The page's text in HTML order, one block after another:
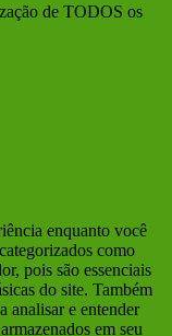
de TODOS os
enquanto você
como
pois são essenciais
do site. Também
analisar e entender
em seu